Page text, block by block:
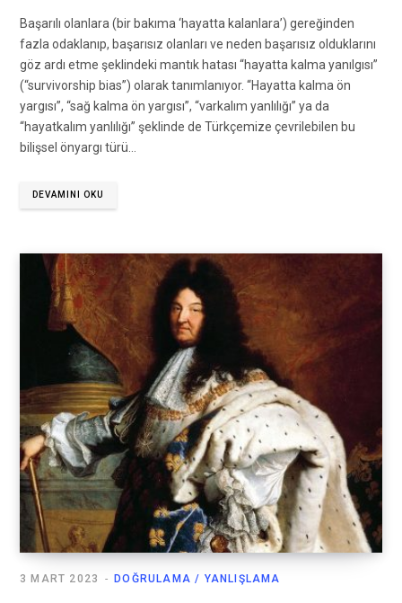
Başarılı olanlara (bir bakıma ‘hayatta kalanlara’) gereğinden
fazla odaklanıp, başarısız olanları ve neden başarısız olduklarını
göz ardı etme şeklindeki mantık hatası “hayatta kalma yanılgısı”
(“survivorship bias”) olarak tanımlanıyor. “Hayatta kalma ön
yargısı”, “sağ kalma ön yargısı”, “varkalım yanlılığı” ya da
“hayatkalım yanlılığı” şeklinde de Türkçemize çevrilebilen bu
bilişsel önyargı türü…
DEVAMINI OKU
DOĞRULAMA / YANLIŞLAMA
3 MART 2023